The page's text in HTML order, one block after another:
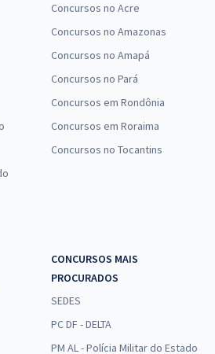
(Com Opção de Inglês)
R$ 399,92
à vista
R$33,33
R$ 99,98 (-20%)
(Com Opção de Espanhol)
R$33,33
R$ 99,98 (-20%)
Concursos no Acre
Concursos no Amazonas
Concursos no Amapá
Concursos no Pará
Concursos em Rondônia
Concursos em Roraima
Concursos no Tocantins
CONCURSOS MAIS
PROCURADOS
SEDES
PC DF - DELTA
PM AL - Polícia Militar do Estado